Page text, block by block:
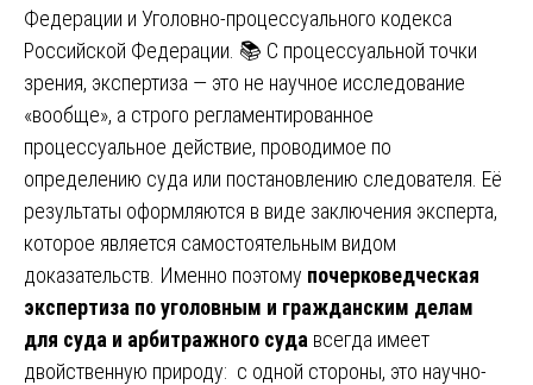
Федерации и Уголовно-процессуального кодекса
Российской Федерации. 📚 С процессуальной точки
зрения, экспертиза — это не научное исследование
«вообще», а строго регламентированное
процессуальное действие, проводимое по
определению суда или постановлению следователя. Её
результаты оформляются в виде заключения эксперта,
которое является самостоятельным видом
доказательств. Именно поэтому почерковедческая
экспертиза по уголовным и гражданским делам
для суда и арбитражного суда всегда имеет
двойственную природу: с одной стороны, это научно-